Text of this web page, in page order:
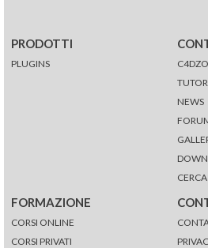
PRODOTTI
PLUGINS
NEWS
CERCA
FORMAZIONE
CORSI ONLINE
CORSI PRIVATI